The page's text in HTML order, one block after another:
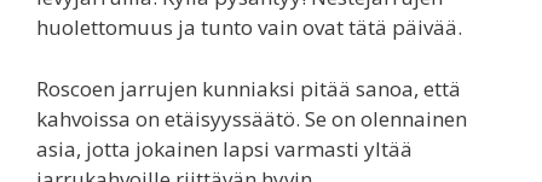
huolettomuus ja tunto vain ovat tätä päivää.
Roscoen jarrujen kunniaksi pitää sanoa, että
kahvoissa on etäisyyssäätö. Se on olennainen
asia, jotta jokainen lapsi varmasti yltää